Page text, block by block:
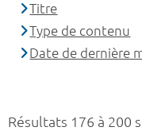
Résultats 176 à 200
Titre
Type de contenu
Date de dernière